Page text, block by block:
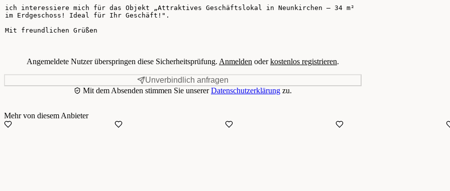
Angemeldete Nutzer überspringen diese Sicherheitsprüfung. Anmelden oderkostenlos registrieren.
Unverbindlich anfragen
Mit dem Absenden stimmen Sie unsererDatenschutzerklärung zu.
Mehr von diesem Anbieter